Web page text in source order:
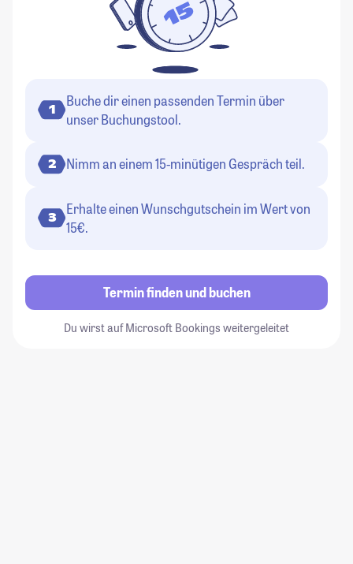
1
Buche dir einen passenden Termin über
unser Buchungstool.
2 Nimm an einem 15-minütigen Gespräch teil.
3
Erhalte einen Wunschgutschein im Wert von
15€.
Termin finden und buchen
Du wirst auf Microsoft Bookings weitergeleitet